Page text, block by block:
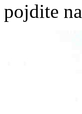
pojdite na